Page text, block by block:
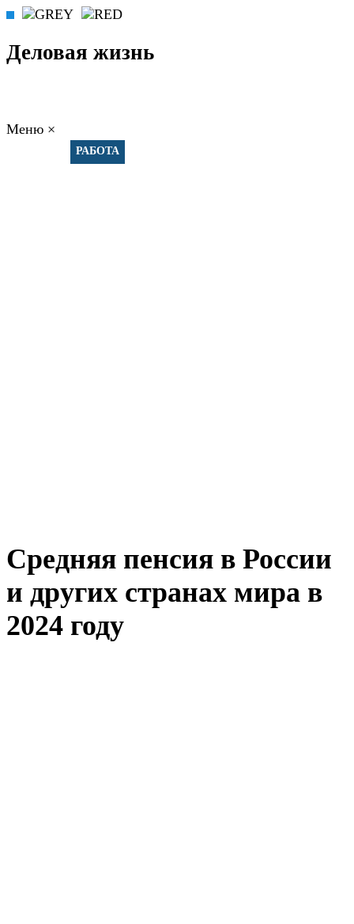
Деловая жизнь
Меню ×
РАБОТА
Средняя пенсия в России
и других странах мира в
2024 году